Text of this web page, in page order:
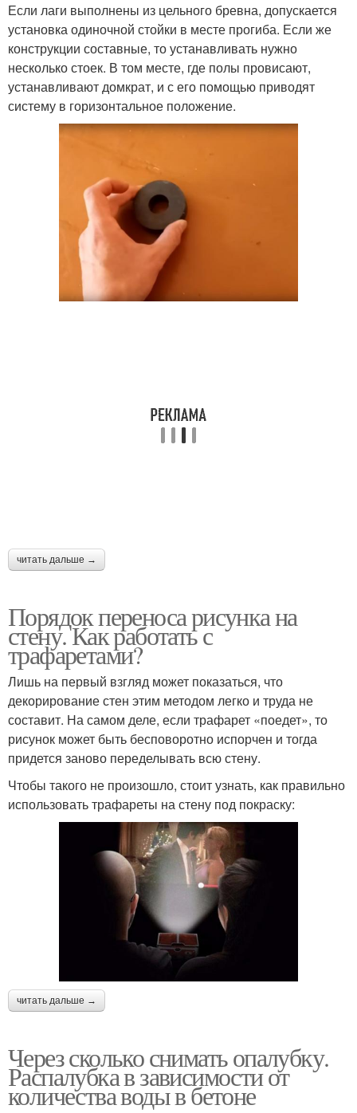
Если лаги выполнены из цельного бревна, допускается
установка одиночной стойки в месте прогиба. Если же
конструкции составные, то устанавливать нужно
несколько стоек. В том месте, где полы провисают,
устанавливают домкрат, и с его помощью приводят
систему в горизонтальное положение.
читать дальше →
Порядок переноса рисунка на
стену. Как работать с
трафаретами?
Лишь на первый взгляд может показаться, что
декорирование стен этим методом легко и труда не
составит. На самом деле, если трафарет «поедет», то
рисунок может быть бесповоротно испорчен и тогда
придется заново переделывать всю стену.
Чтобы такого не произошло, стоит узнать, как правильно
использовать трафареты на стену под покраску:
читать дальше →
Через сколько снимать опалубку.
Распалубка в зависимости от
количества воды в бетоне